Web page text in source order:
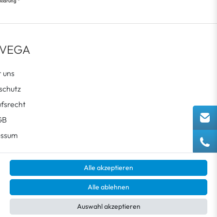
uns
Alle akzeptieren
Alle ablehnen
Auswahl akzeptieren